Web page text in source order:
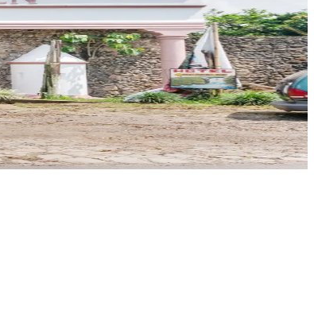
dan antigüedad al rancho de mas de 4
cultura Totonaca para después ser dominados
después ser adquirida por Guadalupe